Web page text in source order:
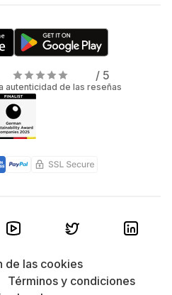
/ 5
autenticidad de las reseñas
de las cookies
Términos y condiciones